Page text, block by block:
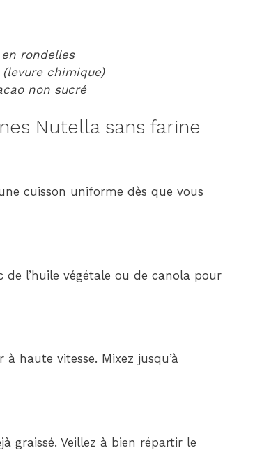
rondelles
chimique)
non sucré
Nutella sans farine
cuisson uniforme dès que vous
l’huile végétale ou de canola pour
haute vitesse. Mixez jusqu’à
graissé. Veillez à bien répartir le